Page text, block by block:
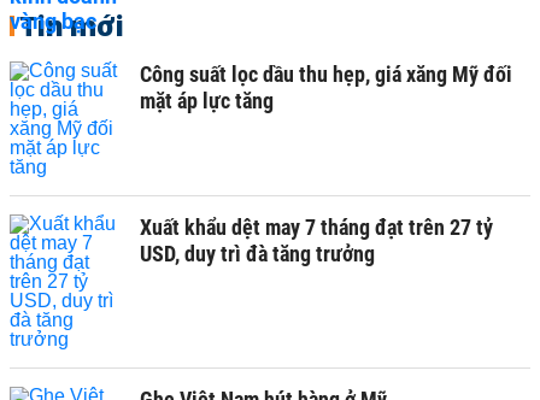
Tin mới
Công suất lọc dầu thu hẹp, giá xăng Mỹ đối
mặt áp lực tăng
Xuất khẩu dệt may 7 tháng đạt trên 27 tỷ
USD, duy trì đà tăng trưởng